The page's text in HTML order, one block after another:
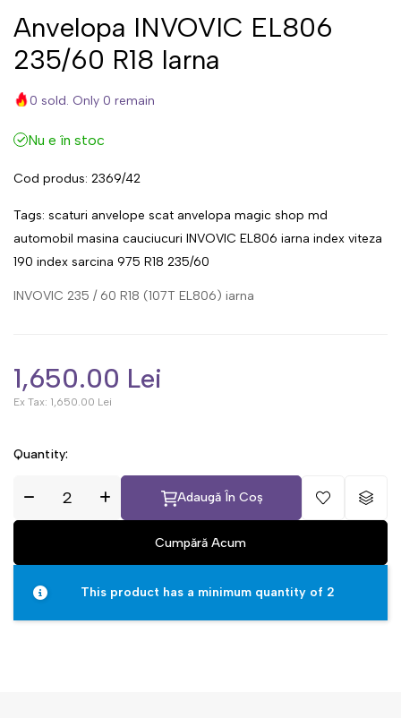
Anvelopa INVOVIC EL806
235/60 R18 Iarna
0 sold. Only 0 remain
Nu e în stoc
Cod produs: 2369/42
Tags: scaturi anvelope scat anvelopa magic shop md
automobil masina cauciucuri INVOVIC EL806 iarna index viteza
190 index sarcina 975 R18 235/60
INVOVIC 235 / 60 R18 (107T EL806) iarna
1,650.00 Lei
Ex Tax: 1,650.00 Lei
Quantity:
Adaugă În Coș
This product has a minimum quantity of 2